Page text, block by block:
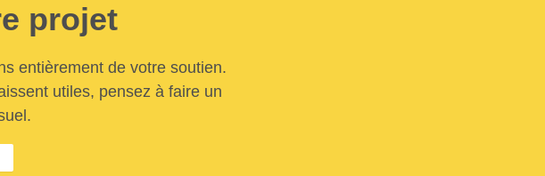
projet
entièrement de votre soutien.
utiles, pensez à faire un